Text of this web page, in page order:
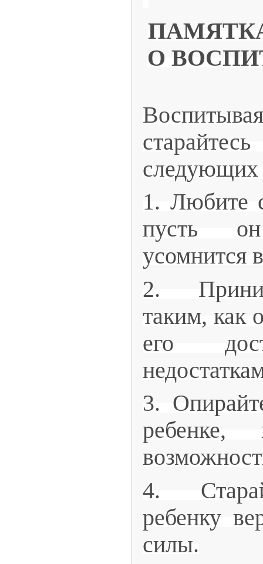
О
следующих
1. Любите
пусть
усомнится
2.
таким, как
его
3.
4.
ребенку
силы.